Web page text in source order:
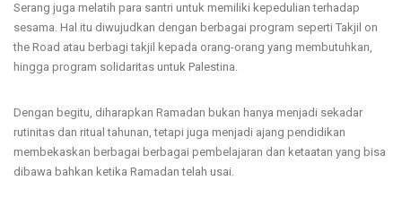
Serang juga melatih para santri untuk memiliki kepedulian terhadap
sesama. Hal itu diwujudkan dengan berbagai program seperti Takjil on
the Road atau berbagi takjil kepada orang-orang yang membutuhkan,
hingga program solidaritas untuk Palestina.
Dengan begitu, diharapkan Ramadan bukan hanya menjadi sekadar
rutinitas dan ritual tahunan, tetapi juga menjadi ajang pendidikan
membekaskan berbagai berbagai pembelajaran dan ketaatan yang bisa
dibawa bahkan ketika Ramadan telah usai.